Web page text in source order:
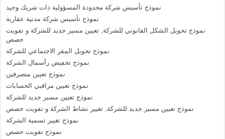
نموذج تأسيس شركة محدودة المسؤولية ذات شريك وحيد
نموذج تأسيس شركة مدنية عقارية
نموذج تحويل الشكل القانوني للشركة, تعيين مسير جديد للشركة و تفويت
حصص
نموذج تحويل المقر الاجتماعي للشركة
نموذج تعيين متصرفين
نموذج تعيين مراقبي الحسابات
نموذج تعيين مسير جديد للشركة
نموذج تعيين مسير جديد للشركة, تغيير نشاط الشركة و تفويت حصص
نموذج تغيير تسمية الشركة
نموذج تفويت حصص